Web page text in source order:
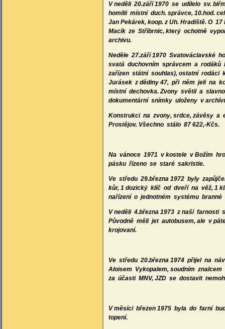
V neděli 20.září 1970 se udílelo sv.
homilii místní duch. správce, 10.hod.
Jan Pekárek, koop. z Uh. Hradiště. O
Macík ze Stříbrnic, který ochotně
archivu.
Neděle 27.září 1970 Svatováclavské
svatá duchovním správcem a rodáků
zařízen státní souhlas), ostatní
Jurásek z dědiny 47, při něm jeli na
místní dechovka. Zvony světil a
dokumentární snímky uloženy v
Konstrukci na zvony, srdce, závěsy a
Prostějov. Všechno stálo 87 622,-Kčs.
Na vánoce 1971 v kostele v Božím
pásku řízeno se staré sakristie.
Ve středu 29.března 1972 byly
kůr, 1 dozický klíč od dveří na věž, 1
nařízení o jednotném systému
V neděli 4.března 1973 z naší
Původně měli jet autobusem, ale v
krojovaní.
Ve středu 20.března 1974 přijel na
Aloisem Vykopalem, soudním
za účasti MNV, JZD se dostavit
V měsíci březen 1975 byla do farní
topení.